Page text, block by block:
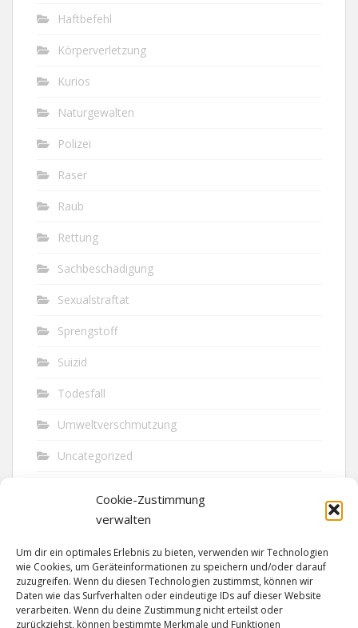
Cookie-Zustimmung
verwalten
Um dir ein optimales Erlebnis zu bieten, verwenden wir Technologien
wie Cookies, um Geräteinformationen zu speichern und/oder darauf
zuzugreifen. Wenn du diesen Technologien zustimmst, können wir
Daten wie das Surfverhalten oder eindeutige IDs auf dieser Website
verarbeiten. Wenn du deine Zustimmung nicht erteilst oder
zurückziehst, können bestimmte Merkmale und Funktionen
Haftbefehl
Körperverletzung
Kurios
Naturgewalten
Polizei
Raser
Raub
Rettung
Sachbeschädigung
Sexualstraftat
Sprengstoff
Suizid
Todesfall
Umweltverschmutzung
Uncategorized
Vandalismus
Verkehr
Verkehrsunfall
Vermisst